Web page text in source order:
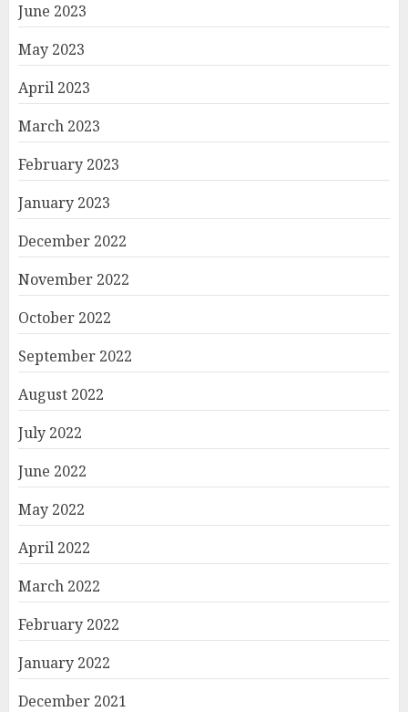
June 2023
May 2023
April 2023
March 2023
February 2023
January 2023
December 2022
November 2022
October 2022
September 2022
August 2022
July 2022
June 2022
May 2022
April 2022
March 2022
February 2022
January 2022
December 2021